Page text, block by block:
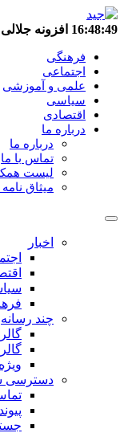
16:48:49 افزونه
فرهنگی
اجتماعی
علمی و آموزشی
سیاسی
اقتصادی
درباره ما
درباره ما
تماس با ما
لیست
میثاق
اخبار
چند رسانه
دسترسی